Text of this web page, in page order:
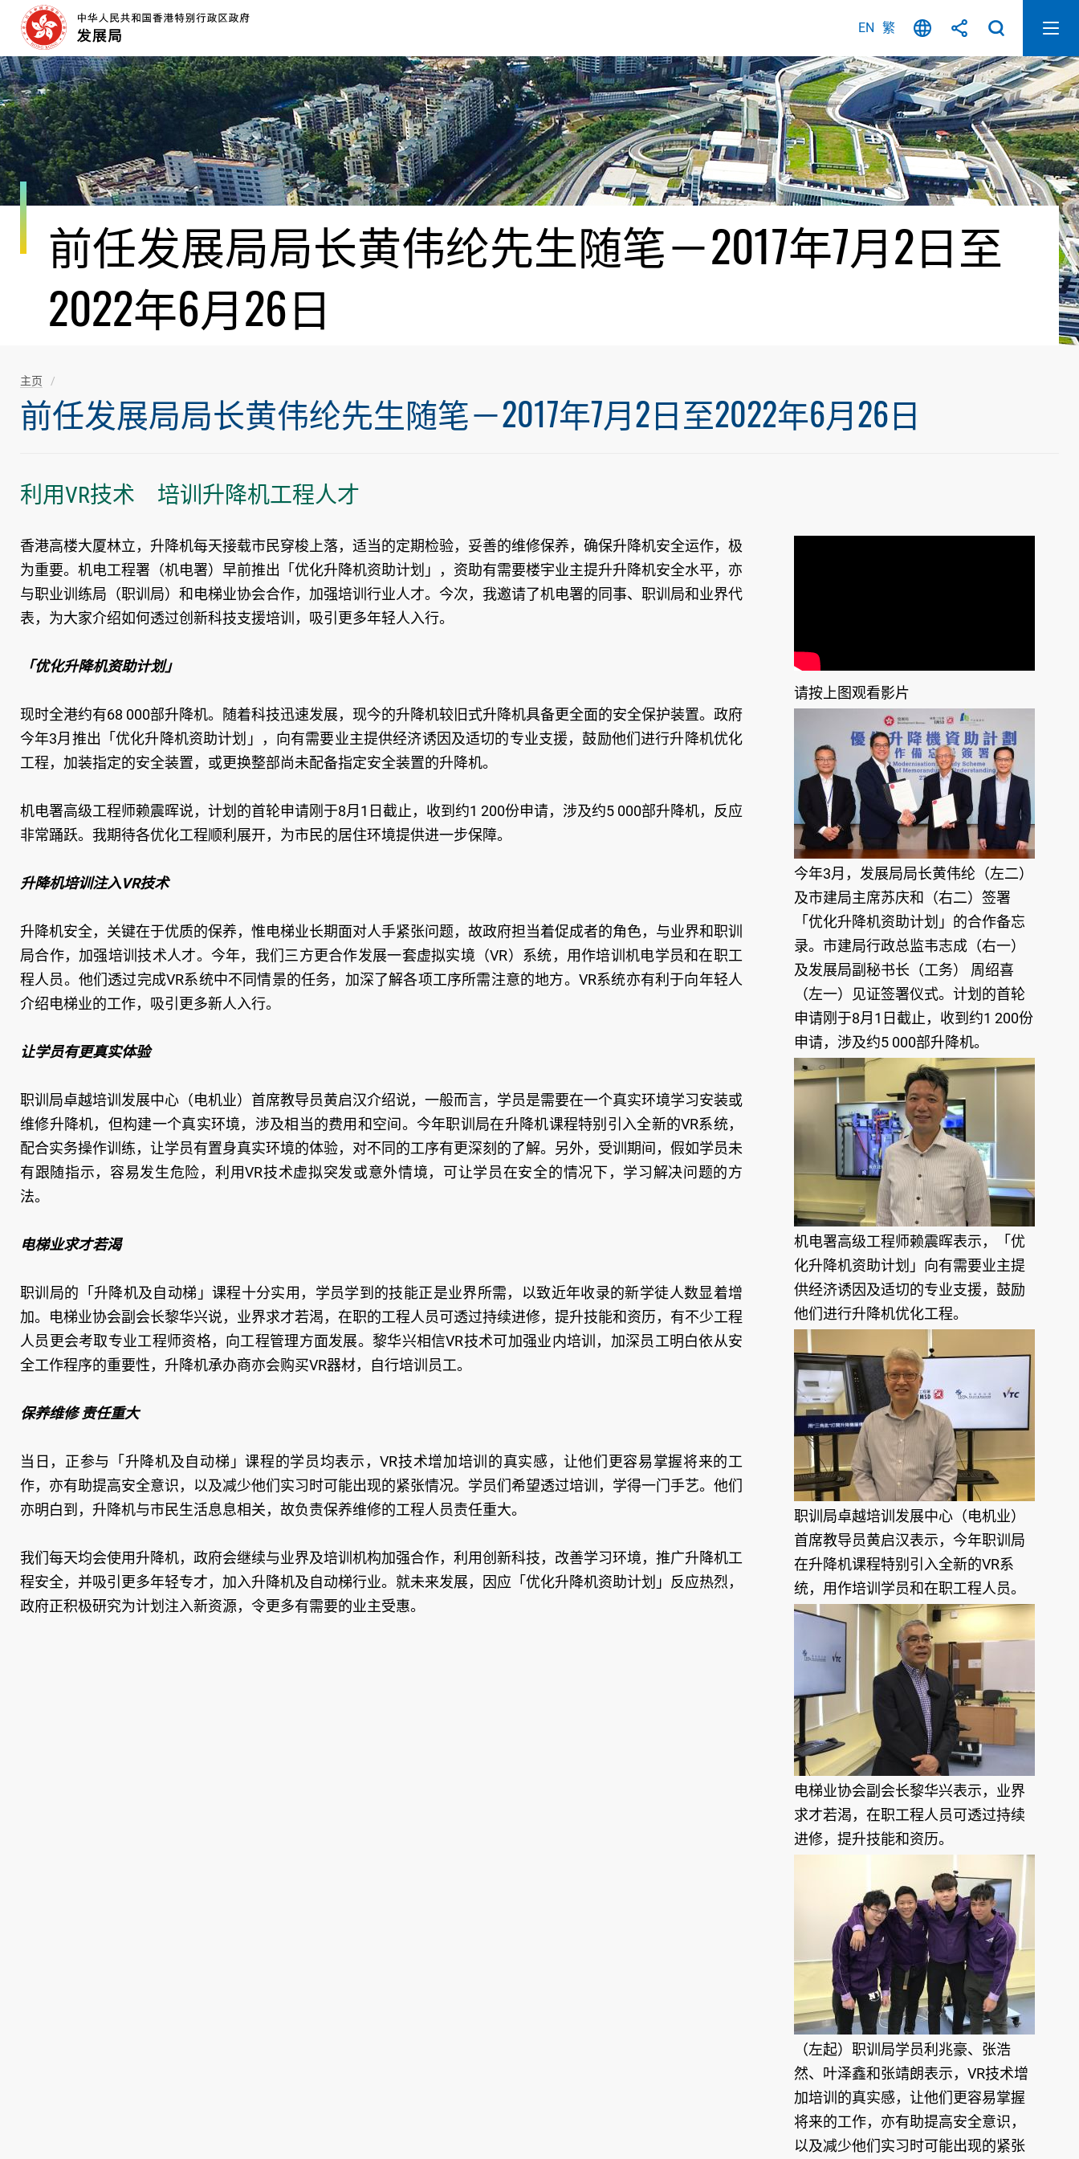
容
开
始
EN 繁
前任发展局局长黄伟纶先生随笔－2017年7月2日至
2022年6月26日
主页
前任发展局局长黄伟纶先生随笔－2017年7月2日至2022年6月26日
利用VR技术 培训升降机工程人才
香港高楼大厦林立，升降机每天接载市民穿梭上落，适当的定期检验，妥善的维修保养，确保升降机安全运作，极
为重要。机电工程署（机电署）早前推出「优化升降机资助计划」，资助有需要楼宇业主提升升降机安全水平，亦
与职业训练局（职训局）和电梯业协会合作，加强培训行业人才。今次，我邀请了机电署的同事、职训局和业界代
表，为大家介绍如何透过创新科技支援培训，吸引更多年轻人入行。
「优化升降机资助计划」
现时全港约有68 000部升降机。随着科技迅速发展，现今的升降机较旧式升降机具备更全面的安全保护装置。政府
今年3月推出「优化升降机资助计划」，向有需要业主提供经济诱因及适切的专业支援，鼓励他们进行升降机优化
工程，加装指定的安全装置，或更换整部尚未配备指定安全装置的升降机。
机电署高级工程师赖震晖说，计划的首轮申请刚于8月1日截止，收到约1 200份申请，涉及约5 000部升降机，反应
非常踊跃。我期待各优化工程顺利展开，为市民的居住环境提供进一步保障。
升降机培训注入VR技术
升降机安全，关键在于优质的保养，惟电梯业长期面对人手紧张问题，故政府担当着促成者的角色，与业界和职训
局合作，加强培训技术人才。今年，我们三方更合作发展一套虚拟实境（VR）系统，用作培训机电学员和在职工
程人员。他们透过完成VR系统中不同情景的任务，加深了解各项工序所需注意的地方。VR系统亦有利于向年轻人
介绍电梯业的工作，吸引更多新人入行。
让学员有更真实体验
职训局卓越培训发展中心（电机业）首席教导员黄启汉介绍说，一般而言，学员是需要在一个真实环境学习安装或
维修升降机，但构建一个真实环境，涉及相当的费用和空间。今年职训局在升降机课程特别引入全新的VR系统，
配合实务操作训练，让学员有置身真实环境的体验，对不同的工序有更深刻的了解。另外，受训期间，假如学员未
有跟随指示，容易发生危险，利用VR技术虚拟突发或意外情境，可让学员在安全的情况下，学习解决问题的方
法。
电梯业求才若渴
职训局的「升降机及自动梯」课程十分实用，学员学到的技能正是业界所需，以致近年收录的新学徒人数显着增
加。电梯业协会副会长黎华兴说，业界求才若渴，在职的工程人员可透过持续进修，提升技能和资历，有不少工程
人员更会考取专业工程师资格，向工程管理方面发展。黎华兴相信VR技术可加强业内培训，加深员工明白依从安
全工作程序的重要性，升降机承办商亦会购买VR器材，自行培训员工。
保养维修 责任重大
当日，正参与「升降机及自动梯」课程的学员均表示，VR技术增加培训的真实感，让他们更容易掌握将来的工
作，亦有助提高安全意识，以及减少他们实习时可能出现的紧张情况。学员们希望透过培训，学得一门手艺。他们
亦明白到，升降机与市民生活息息相关，故负责保养维修的工程人员责任重大。
我们每天均会使用升降机，政府会继续与业界及培训机构加强合作，利用创新科技，改善学习环境，推广升降机工
程安全，并吸引更多年轻专才，加入升降机及自动梯行业。就未来发展，因应「优化升降机资助计划」反应热烈，
政府正积极研究为计划注入新资源，令更多有需要的业主受惠。
请按上图观看影片
今年3月，发展局局长黄伟纶（左二）
及市建局主席苏庆和（右二）签署
「优化升降机资助计划」的合作备忘
录。市建局行政总监韦志成（右一）
及发展局副秘书长（工务） 周绍喜
（左一）见证签署仪式。计划的首轮
申请刚于8月1日截止，收到约1 200份
申请，涉及约5 000部升降机。
机电署高级工程师赖震晖表示，「优
化升降机资助计划」向有需要业主提
供经济诱因及适切的专业支援，鼓励
他们进行升降机优化工程。
职训局卓越培训发展中心（电机业）
首席教导员黄启汉表示，今年职训局
在升降机课程特别引入全新的VR系
统，用作培训学员和在职工程人员。
电梯业协会副会长黎华兴表示，业界
求才若渴，在职工程人员可透过持续
进修，提升技能和资历。
（左起）职训局学员利兆豪、张浩
然、叶泽鑫和张靖朗表示，VR技术增
加培训的真实感，让他们更容易掌握
将来的工作，亦有助提高安全意识，
以及减少他们实习时可能出现的紧张